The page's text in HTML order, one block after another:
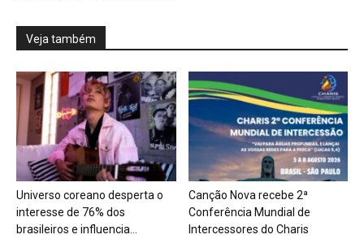
Veja também
Universo coreano desperta o
interesse de 76% dos
brasileiros e influencia...
Canção Nova recebe 2ª
Conferência Mundial de
Intercessores do Charis